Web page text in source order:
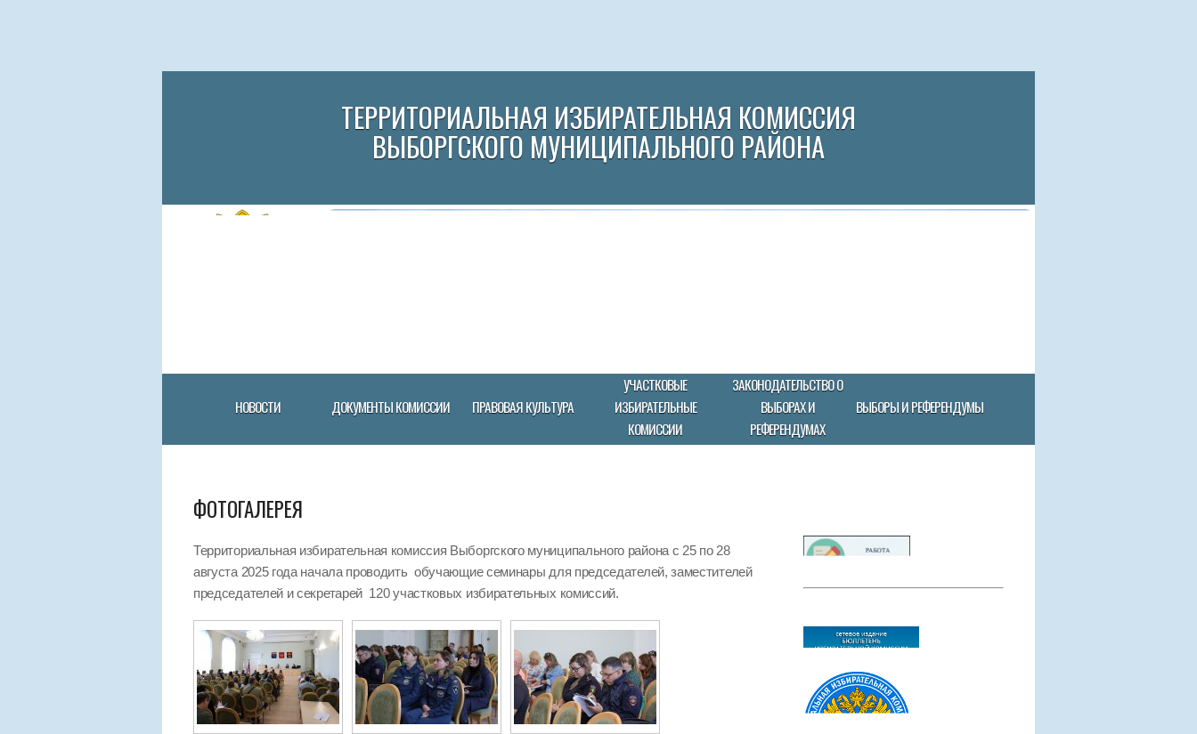
ТЕРРИТОРИАЛЬНАЯ ИЗБИРАТЕЛЬНАЯ КОМИССИЯ
ВЫБОРГСКОГО МУНИЦИПАЛЬНОГО РАЙОНА
НОВОСТИ ДОКУМЕНТЫ КОМИССИИ ПРАВОВАЯ КУЛЬТУРА
УЧАСТКОВЫЕ
ИЗБИРАТЕЛЬНЫЕ
КОМИССИИ
ЗАКОНОДАТЕЛЬСТВО О
ВЫБОРАХ И
РЕФЕРЕНДУМАХ
ВЫБОРЫ И РЕФЕРЕНДУМЫ
ФОТОГАЛЕРЕЯ
Территориальная избирательная комиссия Выборгского муниципального района с 25 по 28
августа 2025 года начала проводить обучающие семинары для председателей, заместителей
председателей и секретарей 120 участковых избирательных комиссий.